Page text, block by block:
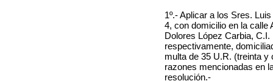
1º.- Aplicar a los Sres. Luis
4, con domicilio en la calle
Dolores López Carbia,
respectivamente,
multa de 35 U.R. (treinta
razones mencionadas en
resolución.-